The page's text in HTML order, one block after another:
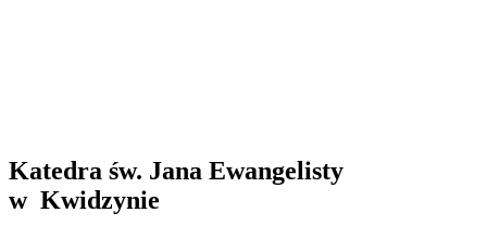
Katedra św. Jana Ewangelisty
w Kwidzynie